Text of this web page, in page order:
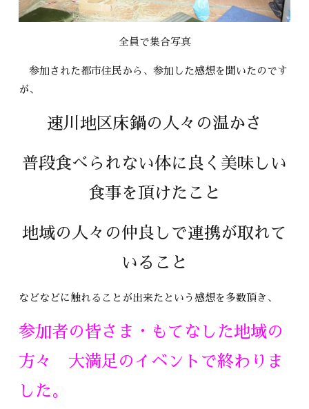
全員で集合写真
参加された都市住民から、参加した感想を聞いたのです
が、
速川地区床鍋の人々の温かさ
普段食べられない体に良く美味しい
食事を頂けたこと
地域の人々の仲良しで連携が取れて
いること
などなどに触れることが出来たという感想を多数頂き、
参加者の皆さま・もてなした地域の
方々 大満足のイベントで終わりま
した。